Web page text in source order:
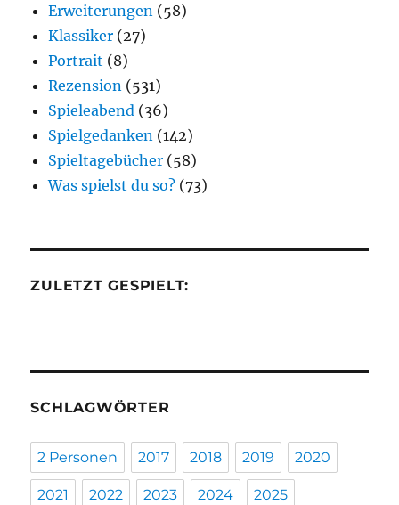
Erweiterungen (58)
Klassiker (27)
Portrait (8)
Rezension (531)
Spieleabend (36)
Spielgedanken (142)
Spieltagebücher (58)
Was spielst du so? (73)
ZULETZT GESPIELT:
SCHLAGWÖRTER
2 Personen 2017 2018 2019 2020
2021 2022 2023 2024 2025